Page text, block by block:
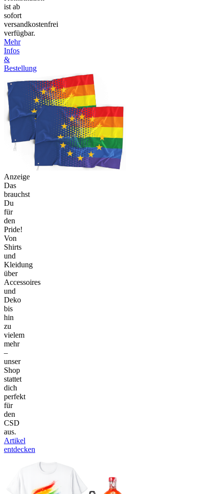
ist ab
sofort
versandkostenfrei
verfügbar.
Mehr
Infos
&
Bestellung
Anzeige
Das
brauchst
Du
für
den
Pride!
Von
Shirts
und
Kleidung
über
Accessoires
und
Deko
bis
hin
zu
vielem
mehr
–
unser
Shop
stattet
dich
perfekt
für
den
CSD
aus.
Artikel
entdecken